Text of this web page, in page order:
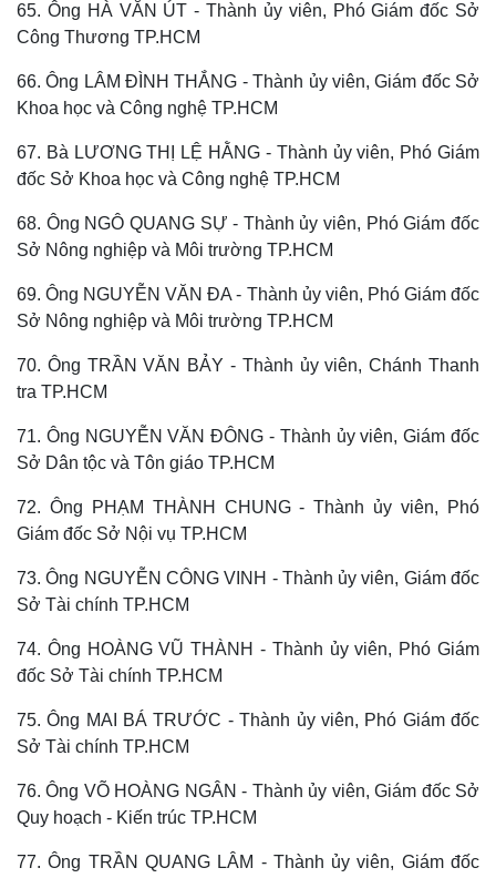
Bóng đá
Lịch thi đấu bóng đá
eSports
Hậu trường
Ô tô
65. Ông HÀ VĂN ÚT - Thành ủy viên, Phó Giám đốc Sở
Công Thương TP.HCM
66. Ông LÂM ĐÌNH THẮNG - Thành ủy viên, Giám đốc Sở
Khoa học và Công nghệ TP.HCM
67. Bà LƯƠNG THỊ LỆ HẰNG - Thành ủy viên, Phó Giám
đốc Sở Khoa học và Công nghệ TP.HCM
68. Ông NGÔ QUANG SỰ - Thành ủy viên, Phó Giám đốc
Sở Nông nghiệp và Môi trường TP.HCM
69. Ông NGUYỄN VĂN ĐA - Thành ủy viên, Phó Giám đốc
Sở Nông nghiệp và Môi trường TP.HCM
70. Ông TRẦN VĂN BẢY - Thành ủy viên, Chánh Thanh
tra TP.HCM
71. Ông NGUYỄN VĂN ĐÔNG - Thành ủy viên, Giám đốc
Sở Dân tộc và Tôn giáo TP.HCM
72. Ông PHẠM THÀNH CHUNG - Thành ủy viên, Phó
Giám đốc Sở Nội vụ TP.HCM
73. Ông NGUYỄN CÔNG VINH - Thành ủy viên, Giám đốc
Sở Tài chính TP.HCM
74. Ông HOÀNG VŨ THÀNH - Thành ủy viên, Phó Giám
đốc Sở Tài chính TP.HCM
75. Ông MAI BÁ TRƯỚC - Thành ủy viên, Phó Giám đốc
Sở Tài chính TP.HCM
76. Ông VÕ HOÀNG NGÂN - Thành ủy viên, Giám đốc Sở
Quy hoạch - Kiến trúc TP.HCM
77. Ông TRẦN QUANG LÂM - Thành ủy viên, Giám đốc